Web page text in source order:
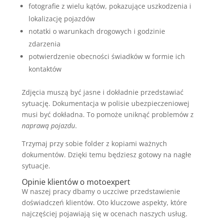
fotografie z wielu kątów, pokazujące uszkodzenia i
lokalizację pojazdów
notatki o warunkach drogowych i godzinie
zdarzenia
potwierdzenie obecności świadków w formie ich
kontaktów
Zdjęcia muszą być jasne i dokładnie przedstawiać
sytuację. Dokumentacja w polisie ubezpieczeniowej
musi być dokładna. To pomoże uniknąć problemów z
naprawą pojazdu.
Trzymaj przy sobie folder z kopiami ważnych
dokumentów. Dzięki temu będziesz gotowy na nagłe
sytuacje.
Opinie klientów o motoexpert
W naszej pracy dbamy o uczciwe przedstawienie
doświadczeń klientów. Oto kluczowe aspekty, które
najczęściej pojawiają się w ocenach naszych usług.